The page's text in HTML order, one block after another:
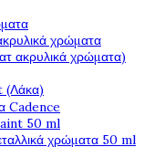
χρώματα
ακρυλικά χρώματα)
(Λάκα)
Cadence
50 ml
χρώματα 50 ml